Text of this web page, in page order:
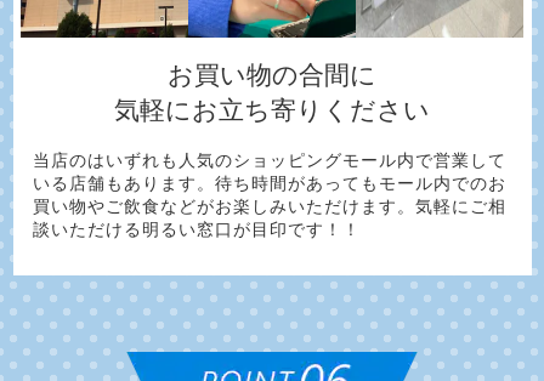
お買い物の合間に
気軽にお立ち寄りください
当店のはいずれも人気のショッピングモール内で営業して
いる店舗もあります。待ち時間があってもモール内でのお
買い物やご飲食などがお楽しみいただけます。気軽にご相
談いただける明るい窓口が目印です！！